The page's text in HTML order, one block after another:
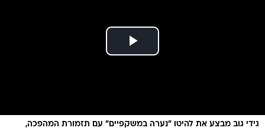
גידי גוב מבצע את להיטו "נערה במשקפיים" עם תזמורת המהפכה,